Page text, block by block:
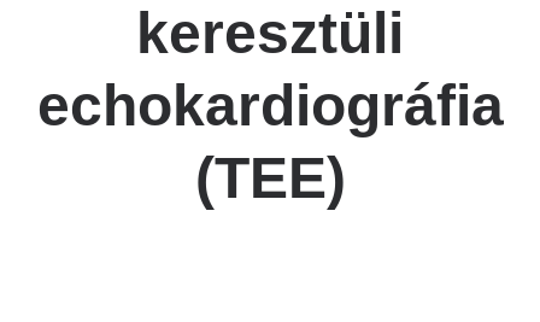
keresztüli
echokardiográfia
(TEE)